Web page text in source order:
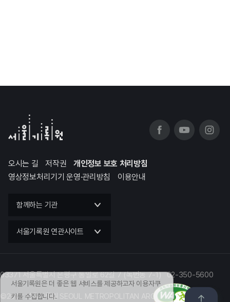
서울기록원은 더 좋은 웹 서비스를 제공하고자 이용자쿠
키를 수집합니다.
오시는 길 저작권
개인정보 보호 처리방침
영상정보처리기기 운영·관리방침
이용안내
함께하는 기관
서울기록원 연관사이트
03371 서울특별시 은평구 통일로 62길 7 (녹번동 7-1) 02-350-5600
©2023 서울기록원 SEOUL METROPOLITAN ARCHIVES